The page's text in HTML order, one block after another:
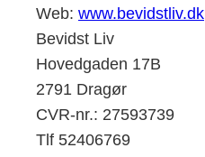
Web: www.bevidstliv.dk
Bevidst Liv
Hovedgaden 17B
2791 Dragør
CVR-nr.: 27593739
Tlf 52406769